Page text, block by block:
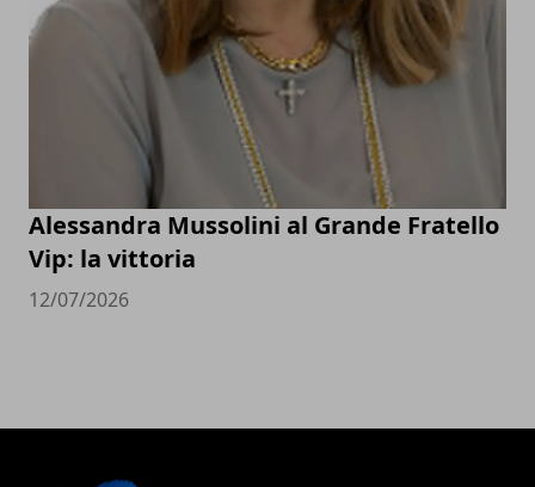
Alessandra Mussolini al Grande Fratello
Vip: la vittoria
12/07/2026